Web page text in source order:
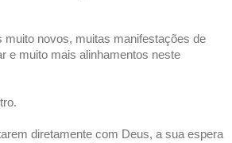
novos, muitas manifestações de
e muito mais alinhamentos neste
diretamente com Deus, a sua espera